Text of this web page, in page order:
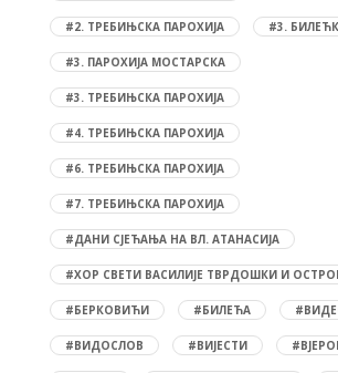
#2. ТРЕБИЊСКА ПАРОХИЈА #3.
#3. ПАРОХИЈА МОСТАРСКА
#3. ТРЕБИЊСКА ПАРОХИЈА
#4. ТРЕБИЊСКА ПАРОХИЈА
#6. ТРЕБИЊСКА ПАРОХИЈА
#7. ТРЕБИЊСКА ПАРОХИЈА
#ДАНИ СЈЕЋАЊА НА ВЛ. АТАНАСИЈА
#ХОР СВЕТИ ВАСИЛИЈЕ ТВРДОШКИ И
#БЕРКОВИЋИ #БИЛЕЋА
#ВИДОСЛОВ #ВИЈЕСТИ